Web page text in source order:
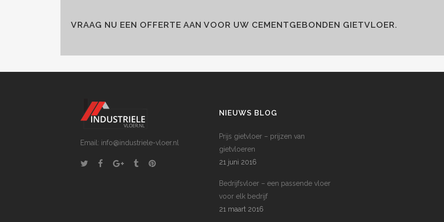
VRAAG NU EEN OFFERTE AAN VOOR UW CEMENTGEBONDEN GIETVLOER.
Email: info@industriele-vloer.nl
NIEUWS BLOG
Prijs gietvloer – prijzen van
gietvloeren
21 juni 2016
Bedrijfsvloer – een passende vloer
voor elk bedrijf
21 maart 2016